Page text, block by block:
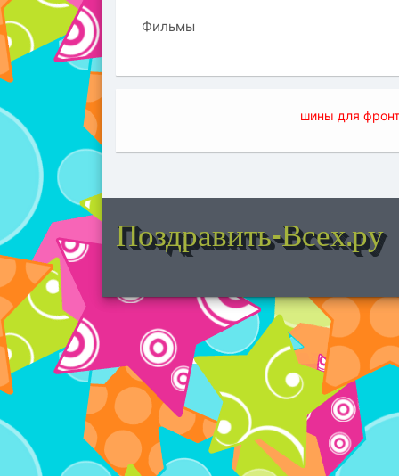
Фильмы
шины для
Поздравить-Всех.ру